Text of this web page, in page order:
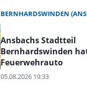
BERNHARDSWINDEN
Ansbachs Stadtteil
Bernhardswinden
Feuerwehrauto
05.08.2026 19:33